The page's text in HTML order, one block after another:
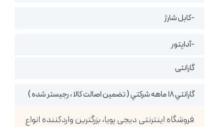
-کابل شارژ
-آداپتور
گارانتی
گارانتي ١٨ ماهه شركتي ( تضمين اصالت كالا ، رجيستر شده )
فروشگاه اینترنتی دیجی پویا، بزرگترین واردکننده انواع